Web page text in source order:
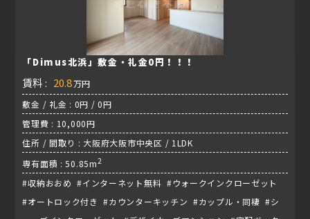
「Dimus北浜」敷金・礼金0円！！！
賃料 : 20.8万円
敷金 / 礼金 : 0円 / 0円
管理費 : 10,000円
住所 / 間取り : 大阪府大阪市中央区 / 1LDK
専有面積 : 50.85m2
#収納おおめ #インターネット無料 #ウォークインクローゼット
#オートロック付き #カウンターキッチン #カップル・同棲 #シ